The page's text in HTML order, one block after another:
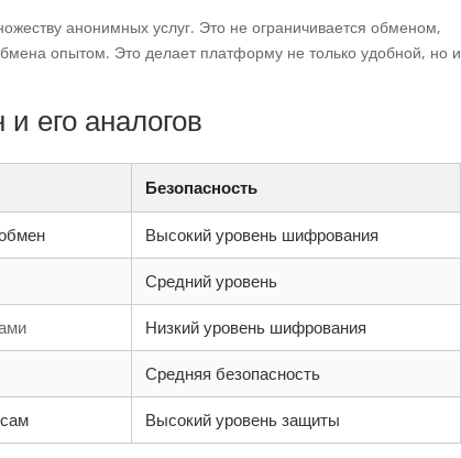
анонимных услуг. Это не ограничивается обменом,
опытом. Это делает платформу не только удобной, но и
его аналогов
Безопасность
Высокий уровень шифрования
Средний уровень
Низкий уровень шифрования
Средняя безопасность
Высокий уровень защиты